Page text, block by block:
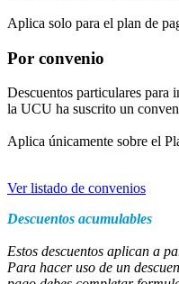
Aplica solo para el plan de
Por convenio
Descuentos particulares para
la UCU ha suscrito un
Aplica únicamente sobre el
Ver listado de convenios
Descuentos acumulables
Estos descuentos aplican a
Para hacer uso de un